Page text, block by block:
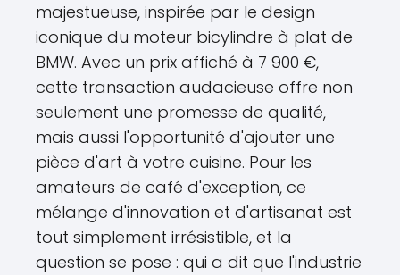
majestueuse, inspirée par le design
iconique du moteur bicylindre à plat de
BMW. Avec un prix affiché à 7 900 €,
cette transaction audacieuse offre non
seulement une promesse de qualité,
mais aussi l'opportunité d'ajouter une
pièce d'art à votre cuisine. Pour les
amateurs de café d'exception, ce
mélange d'innovation et d'artisanat est
tout simplement irrésistible, et la
question se pose : qui a dit que l'industrie